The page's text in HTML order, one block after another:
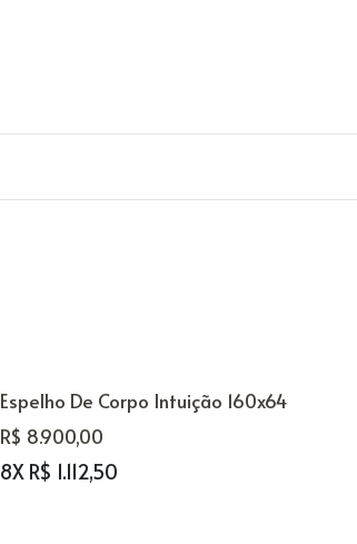
Espelho De Corpo Intuição 160x64
R$ 8.900,00
8X R$ 1.112,50